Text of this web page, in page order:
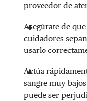
proveedor de
Asegúrate de
cuidadores
usarlo
Actúa
sangre muy
puede ser